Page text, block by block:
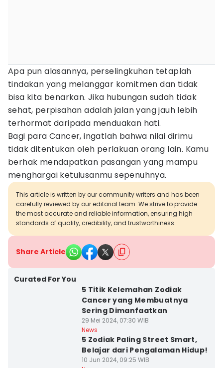
Apa pun alasannya, perselingkuhan tetaplah
tindakan yang melanggar komitmen dan tidak
bisa kita benarkan. Jika hubungan sudah tidak
sehat, perpisahan adalah jalan yang jauh lebih
terhormat daripada menduakan hati.
Bagi para Cancer, ingatlah bahwa nilai dirimu
tidak ditentukan oleh perlakuan orang lain. Kamu
berhak mendapatkan pasangan yang mampu
menghargai ketulusanmu sepenuhnya.
This article is written by our community writers and has been
carefully reviewed by our editorial team. We strive to provide
the most accurate and reliable information, ensuring high
standards of quality, credibility, and trustworthiness.
Share Article
Curated For You
5 Titik Kelemahan Zodiak
Cancer yang Membuatnya
Sering Dimanfaatkan
29 Mei 2024, 07:30 WIB
News
5 Zodiak Paling Street Smart,
Belajar dari Pengalaman Hidup!
10 Jun 2024, 09:25 WIB